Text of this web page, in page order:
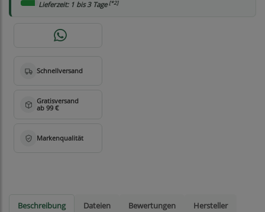
Lieferzeit: 1 bis 3 Tage[*2]
Beschreibung Dateien Bewertungen Hersteller